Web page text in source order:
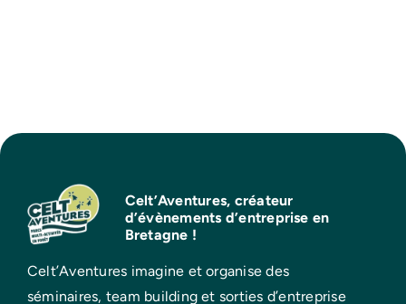
Celt’Aventures, créateur
d’évènements d’entreprise en
Bretagne !
Celt’Aventures imagine et organise des
séminaires, team building et sorties d’entreprise